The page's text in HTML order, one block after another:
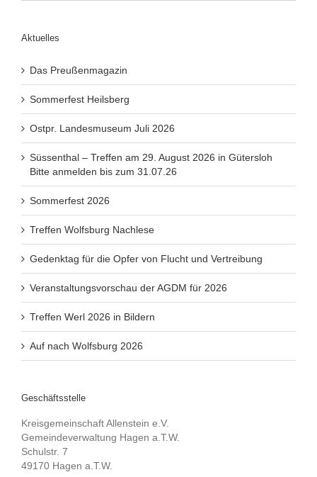
Aktuelles
Das Preußenmagazin
Sommerfest Heilsberg
Ostpr. Landesmuseum Juli 2026
Süssenthal – Treffen am 29. August 2026 in Gütersloh
Bitte anmelden bis zum 31.07.26
Sommerfest 2026
Treffen Wolfsburg Nachlese
Gedenktag für die Opfer von Flucht und Vertreibung
Veranstaltungsvorschau der AGDM für 2026
Treffen Werl 2026 in Bildern
Auf nach Wolfsburg 2026
Geschäftsstelle
Kreisgemeinschaft Allenstein e.V.
Gemeindeverwaltung Hagen a.T.W.
Schulstr. 7
49170 Hagen a.T.W.